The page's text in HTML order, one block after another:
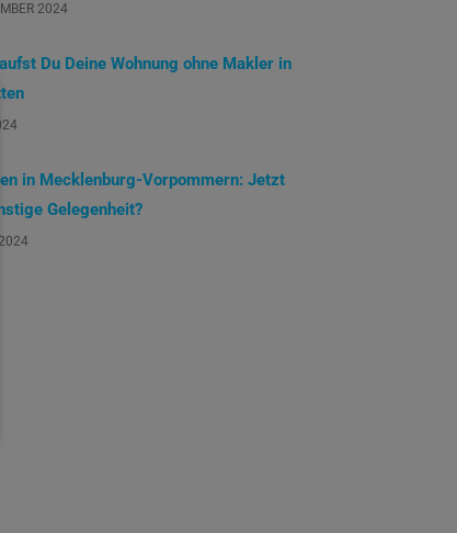
2024
Du Deine Wohnung ohne Makler in
in Mecklenburg-Vorpommern: Jetzt
Gelegenheit?